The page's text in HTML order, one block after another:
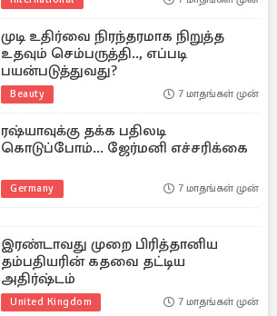
முடி உதிர்வை நிரந்தரமாக நிறுத்த
உதவும் செம்பருத்தி.., எப்படி
பயன்படுத்துவது?
Beauty 7 மாதங்கள் முன்
ரஷ்யாவுக்கு தக்க பதிலடி
கொடுப்போம்... ஜேர்மனி எச்சரிக்கை
Germany 7 மாதங்கள் முன்
இரண்டாவது முறை பிரித்தானிய
தம்பதியரின் கதவை தட்டிய
அதிர்ஷ்டம்
United Kingdom 7 மாதங்கள் முன்